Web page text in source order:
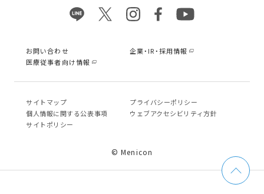
お問い合わせ
企業・IR・採用情報
医療従事者向け情報
サイトマップ
プライバシーポリシー
個⼈情報に関する公表事項
ウェブアクセシビリティ方針
サイトポリシー
© Menicon